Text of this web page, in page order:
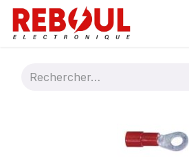
Se rendre au contenu